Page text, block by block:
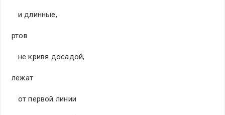
и длинные,
ртов
не кривя досадой,
лежат
от первой линии